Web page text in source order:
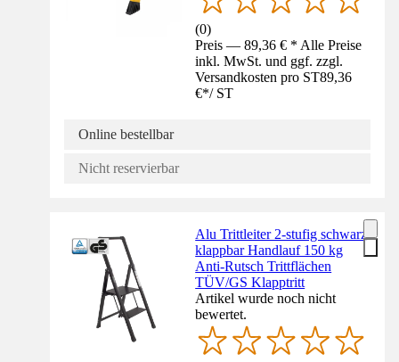
(0)
Preis — 89,36 € * Alle Preise
inkl. MwSt. und ggf. zzgl.
Versandkosten pro ST89,36
€*/ ST
Online bestellbar
Nicht reservierbar
Alu Trittleiter 2-stufig schwarz
klappbar Handlauf 150 kg
Anti-Rutsch Trittflächen
TÜV/GS Klapptritt
Artikel wurde noch nicht
bewertet.